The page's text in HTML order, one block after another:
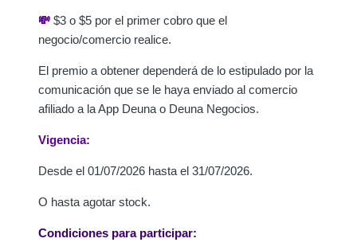
💸 $3 o $5 por el primer cobro que el
negocio/comercio realice.
El premio a obtener dependerá de lo estipulado por la
comunicación que se le haya enviado al comercio
afiliado a la App Deuna o Deuna Negocios.
Vigencia:
Desde el 01/07/2026 hasta el 31/07/2026.
O hasta agotar stock.
Condiciones para participar: